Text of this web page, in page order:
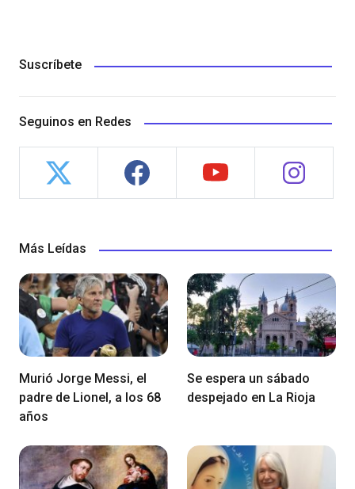
Suscríbete
Seguinos en Redes
Más Leídas
Murió Jorge Messi, el
padre de Lionel, a los 68
años
Se espera un sábado
despejado en La Rioja